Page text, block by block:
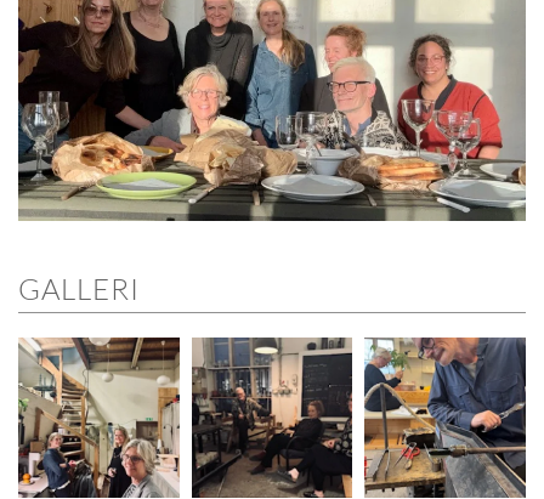
GALLERI
ÖPPNA GALLERI ÖPPNA GALLERI ÖPPNA GALLERI